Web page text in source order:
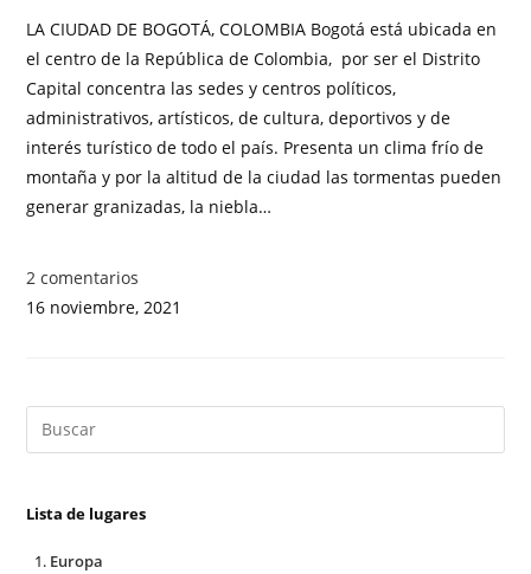
LA CIUDAD DE BOGOTÁ, COLOMBIA Bogotá está ubicada en
el centro de la República de Colombia, por ser el Distrito
Capital concentra las sedes y centros políticos,
administrativos, artísticos, de cultura, deportivos y de
interés turístico de todo el país. Presenta un clima frío de
montaña y por la altitud de la ciudad las tormentas pueden
generar granizadas, la niebla…
2 comentarios
16 noviembre, 2021
Lista de lugares
Europa